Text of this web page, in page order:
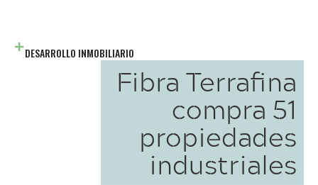
DESARROLLO INMOBILIARIO
Fibra Terrafina
compra 51
propiedades
industriales